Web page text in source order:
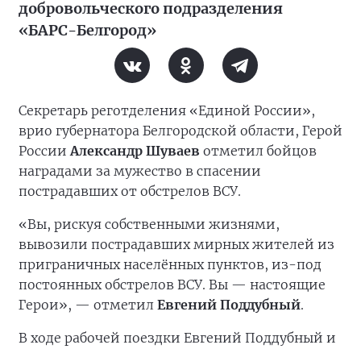
добровольческого подразделения
«БАРС-Белгород»
Секретарь реготделения «Единой России»,
врио губернатора Белгородской области, Герой
РоссииАлександр Шуваев отметил бойцов
наградами за мужество в спасении
пострадавших от обстрелов ВСУ.
«Вы, рискуя собственными жизнями,
вывозили пострадавших мирных жителей из
приграничных населённых пунктов, из-под
постоянных обстрелов ВСУ. Вы — настоящие
Герои», — отметил Евгений Поддубный.
В ходе рабочей поездки Евгений Поддубный и